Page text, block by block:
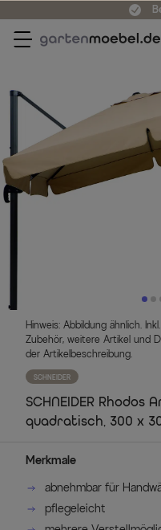
Hinweis: Abbildung ähnlich.
Zubehör, weitere Artikel und
der Artikelbeschreibung.
SCHNEIDER
SCHNEIDER Rhodos
quadratisch, 300 x
Merkmale
abnehmbar für
pflegeleicht